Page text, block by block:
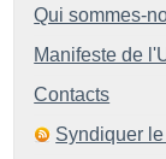
Qui sommes-
Manifeste de
Contacts
Syndiquer